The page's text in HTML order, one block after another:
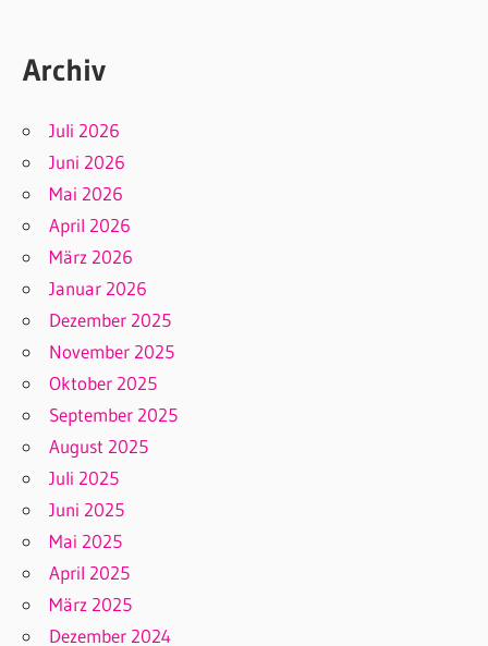
Archiv
Juli 2026
Juni 2026
Mai 2026
April 2026
März 2026
Januar 2026
Dezember 2025
November 2025
Oktober 2025
September 2025
August 2025
Juli 2025
Juni 2025
Mai 2025
April 2025
März 2025
Dezember 2024